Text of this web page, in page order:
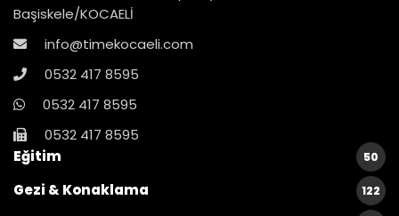
Başiskele/KOCAELİ
info@timekocaeli.com
0532 417 8595
0532 417 8595
0532 417 8595
Eğitim
50
Gezi & Konaklama 122